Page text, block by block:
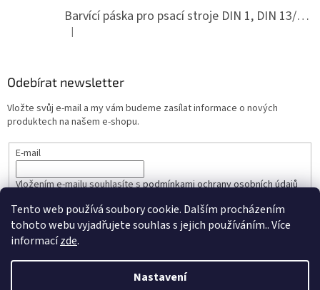
Tento web používá soubory cookie. Dalším procházením
tohoto webu vyjadřujete souhlas s jejich používáním.. Více
informacízde.
Nastavení
Barvící páska pro psací stroje DIN 1, DIN 13/10, LAND, PA červenočerná
Hodnocení produktu je 5 z 5 hvězdiček.
|
Odebírat newsletter
Vložte svůj e-mail a my vám budeme zasílat informace o nových
produktech na našem e-shopu.
E-mail
Vložením e-mailu souhlasíte spodmínkami ochrany osobních údajů
PŘIHLÁSIT SE
Vytvořil Shoptet